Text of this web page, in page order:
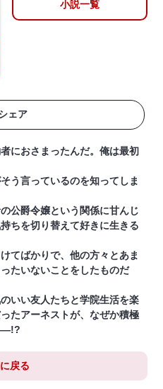
小説一覧
ェア
におさまったんだ。俺は最初
う言っているのを知ってしま
公爵令嬢という関係に甘んじ
ちを切り替えて好きに生きる
てばかりで、他の方々とあま
たいないことをしたものだ
いい友人たちと学院生活を楽
たアーネストが、なぜか積極
戻る